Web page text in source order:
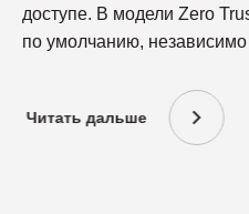
доступе. В модели Zero
по умолчанию, независимо
основе идентичности
определенных политик
Читать дальше